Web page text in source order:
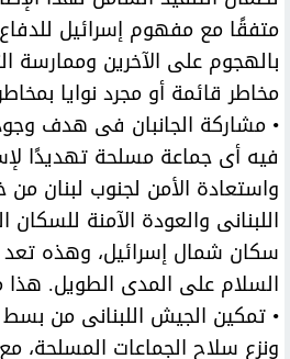
متفقًا مع مفهوم إسرائيل
بالهجوم على الآخرين وممارسة
مخاطر قائمة أو مجرد نوايا
• مشاركة الجانبان فى هدف
فيه أى جماعة مسلحة تهديدًا
واستعادة الأمن لجنوب لبنان
اللبنانى والعودة الآمنة
سكان شمال إسرائيل، وهذه تعد
السلام على المدى الطويل.
• تمكين الجيش اللبنانى من
ونزع سلاح الجماعات المسلحة،